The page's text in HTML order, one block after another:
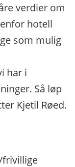
verdier om
hotell
som mulig
har i
Så løp
Kjetil Røed.
frivillige